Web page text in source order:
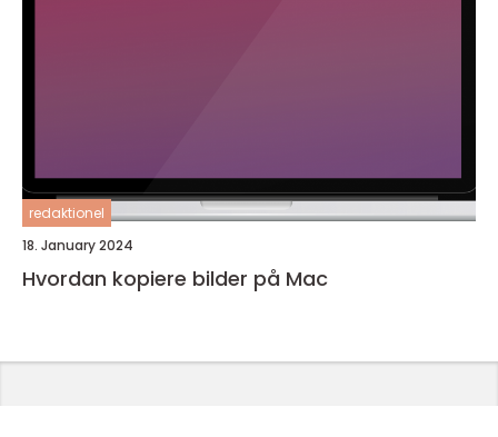
redaktionel
18. January 2024
Hvordan kopiere bilder på Mac